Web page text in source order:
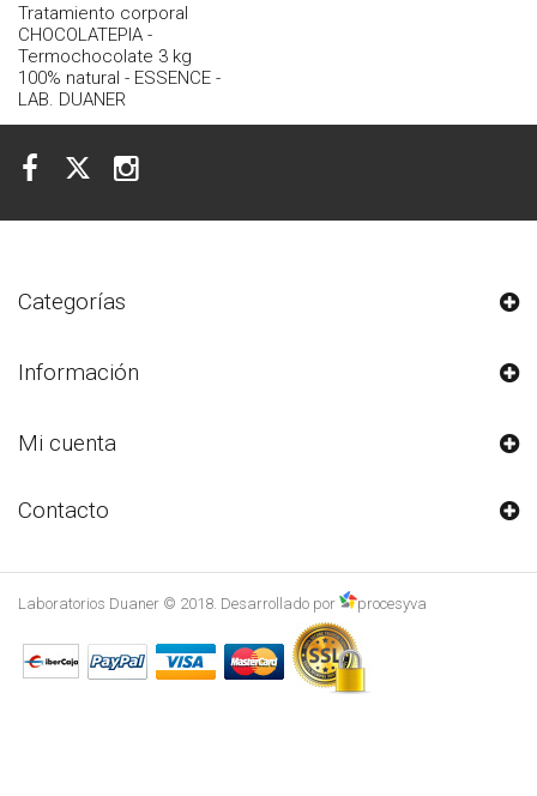
Tratamiento corporal
CHOCOLATEPIA -
Termochocolate 3 kg
100% natural - ESSENCE -
LAB. DUANER
Categorías
Información
Laboratorios Duaner © 2018. Desarrollado por procesyva
Mi cuenta
Contacto